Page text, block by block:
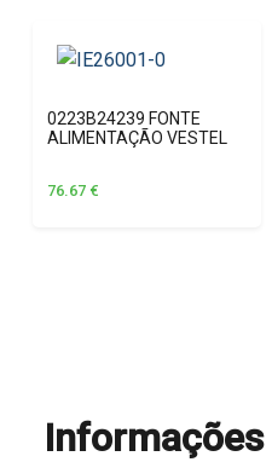
0223B24239 FONTE
ALIMENTAÇÃO VESTEL
76.67 €